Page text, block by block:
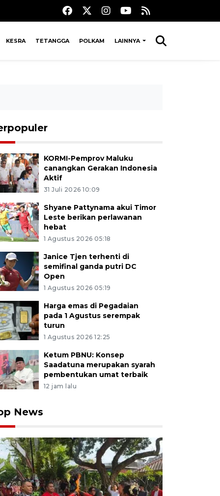
KESRA TETANGGA POLKAM LAINNYA
KORMI-Pemprov Maluku
canangkan Gerakan Indonesia
Aktif
31 Juli 2026 10:09
Shyane Pattynama akui Timor
Leste berikan perlawanan
hebat
1 Agustus 2026 05:18
Janice Tjen terhenti di
semifinal ganda putri DC
Open
1 Agustus 2026 05:19
Harga emas di Pegadaian
pada 1 Agustus serempak
turun
1 Agustus 2026 12:25
Ketum PBNU: Konsep
Saadatuna merupakan syarah
pembentukan umat terbaik
12 jam lalu
News